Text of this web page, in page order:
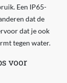
Een IP65-
dat de
dat je ook
tegen water.
voor